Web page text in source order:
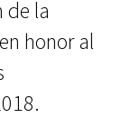
de la
honor al